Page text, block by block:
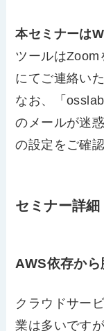
本セミナーは
ツールはZoom
にてご連絡いた
なお、「
のメールが迷
の設定をご確認
セミナー詳細
AWS依存か
クラウドサー
業は多いです